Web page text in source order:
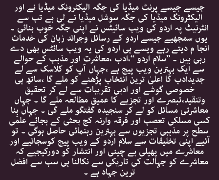
جیسے جیسے پرنٹ میڈیا کی جگہ الیکٹرونک میڈیا نے اور
الیکٹرونگ میڈیا کی جگہ سوشل میڈیا نے لی ہے تب سے
انٹرنیٹ پہ اردو کی ویب سائیٹس نے اپنی جگہ خوب بنائی ۔
یوں سمجھیے جیسے اردو کے رسائل وجرائد زبان کی خدمات
انجا م دیتے رہے ویسے ہی اردو کی یہ ویب سائٹس بھی دے
رہی ہیں ۔ ’’سلام اردو ‘‘،ادب ،معاشرت اور مذہب کے حوالے
سے ایک بہترین ویب پیج ہے ،جہاں آپ کو کلاسک سے لے
جدیدادب کا اعلیٰ ترین انتخاب پڑھنے کو ملے گا ،ساتھ ہی
خصوصی گوشے اور ادبی تقریبات سے لے کر تحقیق
وتنقید،تبصرے اور تجزیے کا عمیق مطالعہ ملے گا ۔ جہاں
معاشرتی مسائل کو لے کر سنجیدہ گفتگو ملے گی ۔ جہاں بِنا
کسی مسلکی تعصب اور فرقہ وارنہ کج بحثی کے بجائے علمی
سطح پر مذہبی تجزیوں سے بہترین رہنمائی حاصل ہوگی ۔ تو
آئیے اپنی تخلیقات سے سلام اردو کے ویب پیج کوسجائیے اور
معاشرے میں پھیلی بے چینی اور انتشار کو دورکیجیے کہ
معاشرے کو جہالت کی تاریکی سے نکالنا ہی سب سے افضل
ترین جہاد ہے ۔